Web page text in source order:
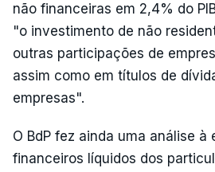
não financeiras em 2,4% do
"o investimento de não
outras participações de
assim como em títulos de
empresas".
O BdP fez ainda uma análise
financeiros líquidos dos